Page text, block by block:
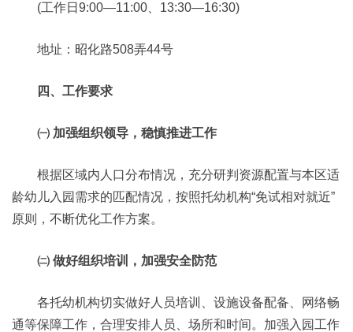
(工作日9:00—11:00、13:30—16:30)
地址：昭化路508弄44号
四、工作要求
㈠ 加强组织领导，稳慎推进工作
根据区域内人口分布情况，充分研判资源配置与本区适
龄幼儿入园需求的匹配情况，按照托幼机构“免试相对就近”
原则，不断优化工作方案。
㈡ 做好组织培训，加强安全防范
各托幼机构切实做好人员培训、设施设备配备、网络畅
通等保障工作，合理安排人员、场所和时间。加强入园工作